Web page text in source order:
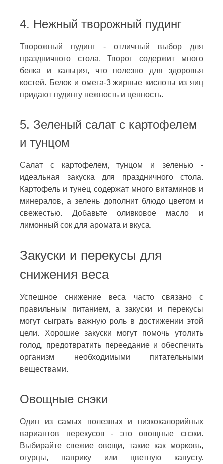
4. Нежный творожный пудинг
Творожный пудинг - отличный выбор для
праздничного стола. Творог содержит много
белка и кальция, что полезно для здоровья
костей. Белок и омега-3 жирные кислоты из яиц
придают пудингу нежность и ценность.
5. Зеленый салат с картофелем
и тунцом
Салат с картофелем, тунцом и зеленью -
идеальная закуска для праздничного стола.
Картофель и тунец содержат много витаминов и
минералов, а зелень дополнит блюдо цветом и
свежестью. Добавьте оливковое масло и
лимонный сок для аромата и вкуса.
Закуски и перекусы для
снижения веса
Успешное снижение веса часто связано с
правильным питанием, а закуски и перекусы
могут сыграть важную роль в достижении этой
цели. Хорошие закуски могут помочь утолить
голод, предотвратить переедание и обеспечить
организм необходимыми питательными
веществами.
Овощные снэки
Один из самых полезных и низкокалорийных
вариантов перекусов - это овощные снэки.
Выбирайте свежие овощи, такие как морковь,
огурцы, паприку или цветную капусту.